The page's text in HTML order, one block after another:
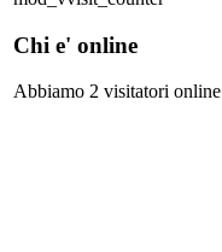
Chi e' online
Abbiamo 2 visitatori online